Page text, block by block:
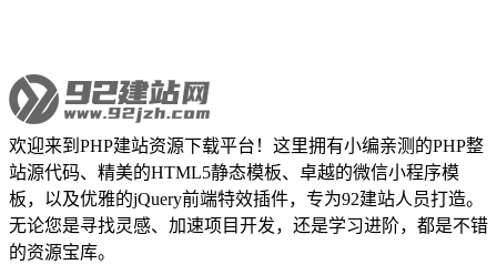
欢迎来到PHP建站资源下载平台！这里拥有小编亲测的PHP整
站源代码、精美的HTML5静态模板、卓越的微信小程序模
板，以及优雅的jQuery前端特效插件，专为92建站人员打造。
无论您是寻找灵感、加速项目开发，还是学习进阶，都是不错
的资源宝库。